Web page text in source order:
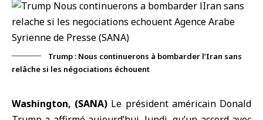
Trump : Nous continuerons à bombarder l’Iran sans
relâche si les négociations échouent
Washington, (SANA) Le président américain Donald